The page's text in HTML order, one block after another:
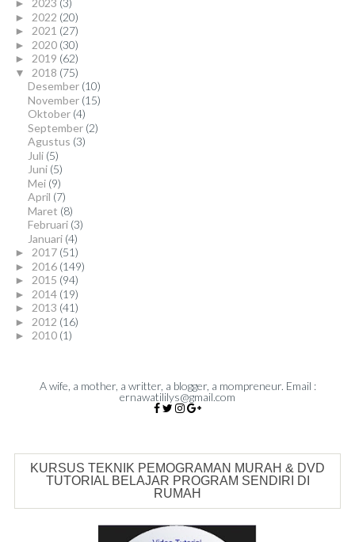
► 2023 (3)
► 2022 (20)
► 2021 (27)
► 2020 (30)
► 2019 (62)
▼ 2018 (75)
Desember (10)
November (15)
Oktober (4)
September (2)
Agustus (3)
Juli (5)
Juni (5)
Mei (9)
April (7)
Maret (8)
Februari (3)
Januari (4)
► 2017 (51)
► 2016 (149)
► 2015 (94)
► 2014 (19)
► 2013 (41)
► 2012 (16)
► 2010 (1)
A wife, a mother, a writter, a blogger, a mompreneur. Email :
ernawatililys@gmail.com
KURSUS TEKNIK PEMOGRAMAN MURAH & DVD
TUTORIAL BELAJAR PROGRAM SENDIRI DI
RUMAH